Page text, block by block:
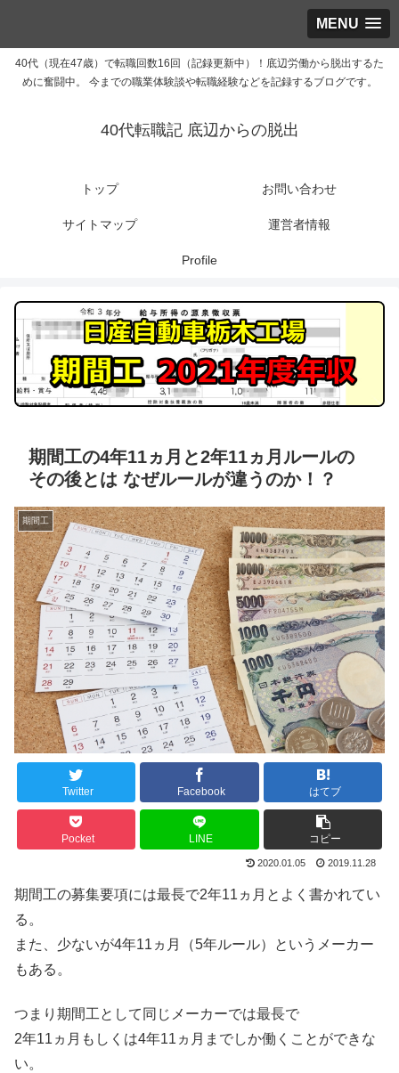
MENU
40代（現在47歳）で転職回数16回（記録更新中）！底辺労働から脱出するた
めに奮闘中。 今までの職業体験談や転職経験などを記録するブログです。
40代転職記 底辺からの脱出
トップ お問い合わせ
サイトマップ 運営者情報
Profile
期間工の4年11ヵ月と2年11ヵ月ルールの
その後とは なぜルールが違うのか！？
期間工
Twitter Facebook はてブ
Pocket LINE コピー
2020.01.05 2019.11.28
期間工の募集要項には最長で2年11ヵ月とよく書かれてい
る。
また、少ないが4年11ヵ月（5年ルール）というメーカー
もある。
つまり期間工として同じメーカーでは最長で
2年11ヵ月もしくは4年11ヵ月までしか働くことができな
い。